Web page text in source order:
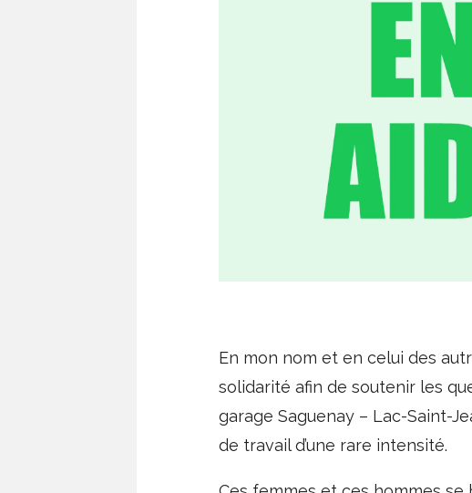
En mon nom et en celui des
solidarité afin de soutenir les
garage Saguenay – Lac-Saint-
de travail d’une rare intensité.